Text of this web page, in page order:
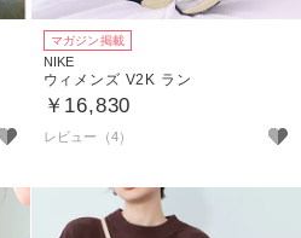
マガジン掲載
NIKE
ウィメンズ V2K ラン
￥16,830
レビュー（4）